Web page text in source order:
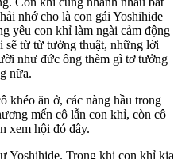
nhớ cho là con gái Yoshihide
yêu con khỉ làm ngài cảm động
sẽ từ từ tường thuật, những lời
như đức ông thèm gì tơ tưởng
nữa.
khéo ăn ở, các nàng hầu trong
mến cô lẫn con khỉ, còn cô
xem hội đó đây.
Yoshihide. Trong khi con khỉ kia